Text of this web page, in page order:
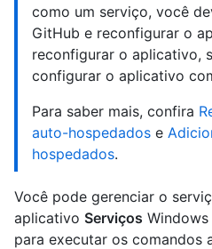
como um serviço, você
GitHub e reconfigurar o
reconfigurar o aplicativo,
configurar o aplicativo
Para saber mais, confira
auto-hospedados e
hospedados.
Você pode gerenciar o
aplicativo Serviços
para executar os comandos